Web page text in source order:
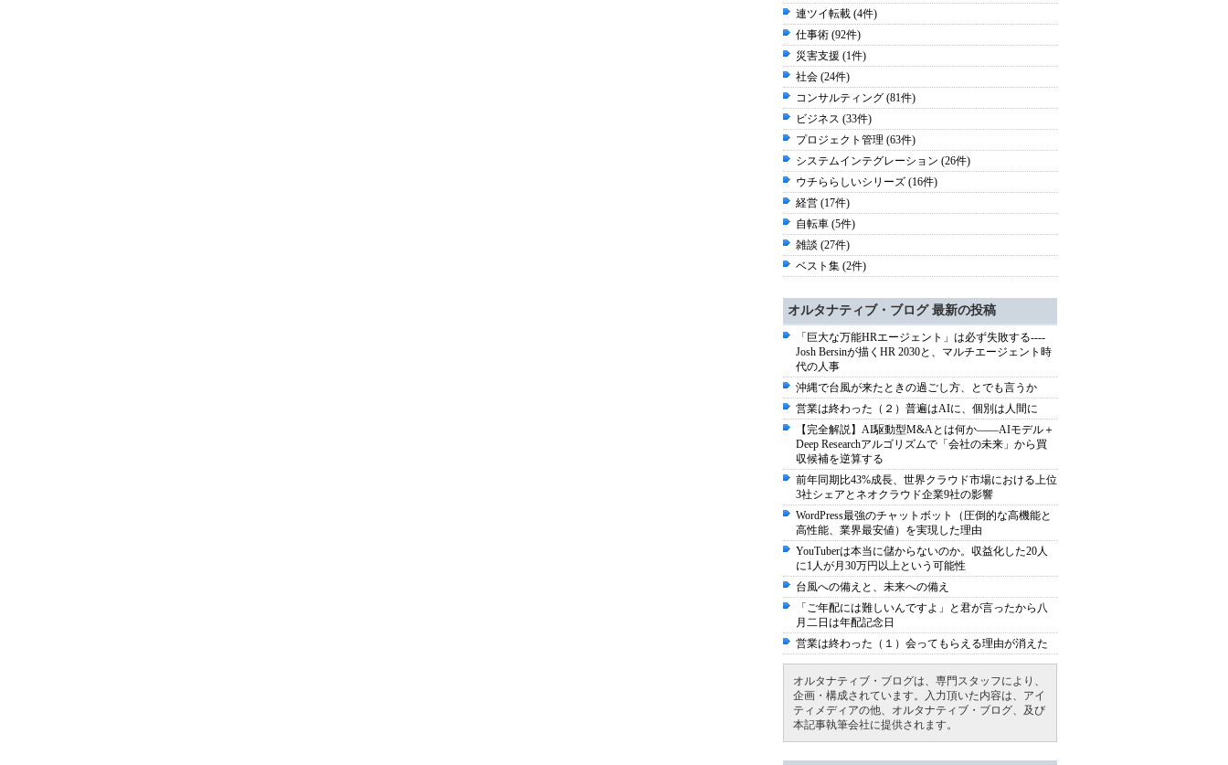
連ツイ転載 (4件)
仕事術 (92件)
災害支援 (1件)
社会 (24件)
コンサルティング (81件)
ビジネス (33件)
プロジェクト管理 (63件)
システムインテグレーション (26件)
ウチららしいシリーズ (16件)
経営 (17件)
自転車 (5件)
雑談 (27件)
ベスト集 (2件)
オルタナティブ・ブログ 最新の投稿
「巨大な万能HRエージェント」は必ず失敗する----
Josh Bersinが描くHR 2030と、マルチエージェント時
代の人事
沖縄で台風が来たときの過ごし方、とでも言うか
営業は終わった（２）普遍はAIに、個別は人間に
【完全解説】AI駆動型M&Aとは何か――AIモデル＋
Deep Researchアルゴリズムで「会社の未来」から買
収候補を逆算する
前年同期比43%成長、世界クラウド市場における上位
3社シェアとネオクラウド企業9社の影響
WordPress最強のチャットボット（圧倒的な高機能と
高性能、業界最安値）を実現した理由
YouTuberは本当に儲からないのか。収益化した20人
に1人が月30万円以上という可能性
台風への備えと、未来への備え
「ご年配には難しいんですよ」と君が言ったから八
月二日は年配記念日
営業は終わった（１）会ってもらえる理由が消えた
オルタナティブ・ブログは、専門スタッフにより、
企画・構成されています。入力頂いた内容は、アイ
ティメディアの他、オルタナティブ・ブログ、及び
本記事執筆会社に提供されます。